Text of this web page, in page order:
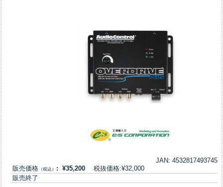
JAN: 4532817493745
販売価格 （税込） : ¥35,200 税抜価格:¥32,000
販売終了